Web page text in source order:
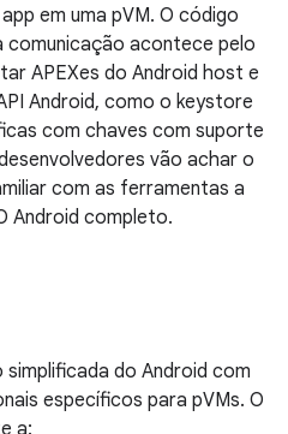
em uma pVM. O código
comunicação acontece pelo
APEXes do Android host e
Android, como o keystore
com chaves com suporte
vão achar o
com as ferramentas a
Android completo.
do Android com
específicos para pVMs. O
a: